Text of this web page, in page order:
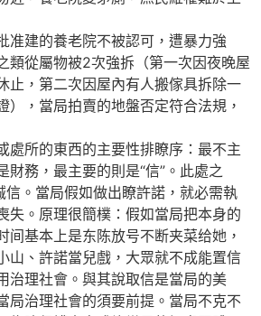
建的養老院不被認可，遭暴力強
類從屬物被2次強拆（第一次因夜晚屋
止，第二次因屋內有人搬傢具拆除一
），當局拍賣的地盤否定符合法規，
所的東西的主要性排瞭序：最不主
財務，最主要的則是“信”。此處之
信。當局假如做出瞭許諾，就必需執
失。原理很簡樸：假如當局把本身的
间基本上是东陈放号不断夹菜给她，
山、許諾當兒戲，大眾就不成能置信
治理社會。與其說取信是當局的美
局治理社會的須要前提。當局不克不